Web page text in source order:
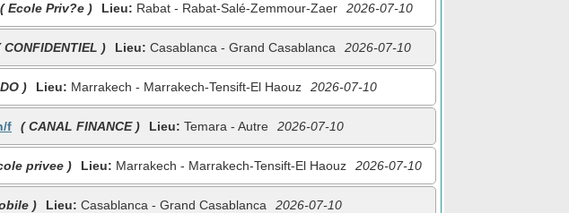
( Ecole Priv?e ) Lieu: Rabat - Rabat-Salé-Zemmour-Zaer 2026-07-10
CONFIDENTIEL ) Lieu: Casablanca - Grand Casablanca 2026-07-10
) Lieu: Marrakech - Marrakech-Tensift-El Haouz 2026-07-10
f ( CANAL FINANCE ) Lieu: Temara - Autre 2026-07-10
privee ) Lieu: Marrakech - Marrakech-Tensift-El Haouz 2026-07-10
) Lieu: Casablanca - Grand Casablanca 2026-07-10